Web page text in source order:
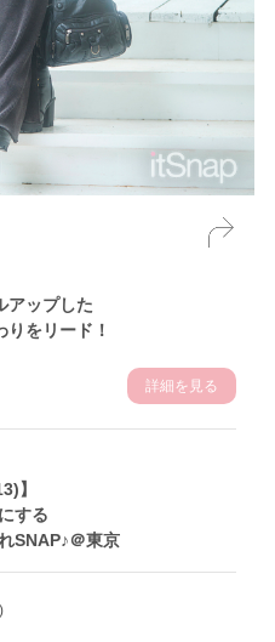
アップした
をリード！
詳細を見る
】
する
SNAP♪＠東京